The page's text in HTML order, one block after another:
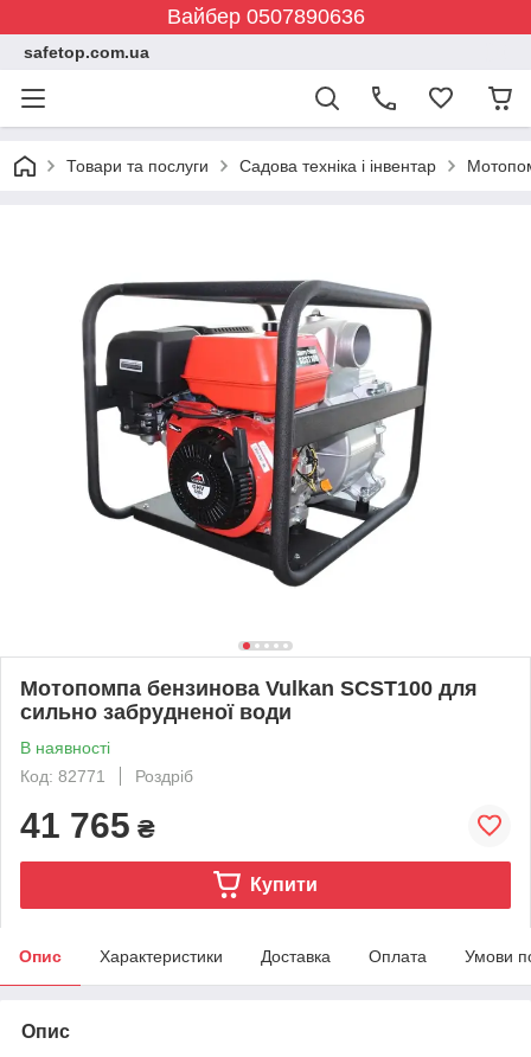
Вайбер 0507890636
safetop.com.ua
Товари та послуги Садова техніка і інвентар
Мотопомпа бензинова Vulkan SCST100 для
сильно забрудненої води
В наявності
Код: 82771
Роздріб
41 765 ₴
Купити
Опис Характеристики Доставка Оплата Умови
Опис